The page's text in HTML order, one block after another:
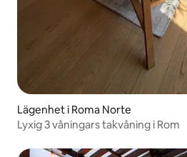
Lägenhet i Roma Norte
Lyxig 3 våningars takvåning i Rom